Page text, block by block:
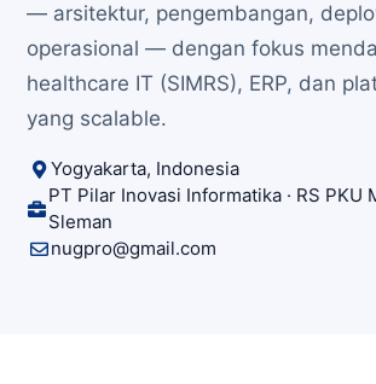
— arsitektur, pengembangan,
operasional — dengan fokus
healthcare IT (SIMRS), ERP, dan
yang scalable.
Yogyakarta, Indonesia
PT Pilar Inovasi Informatika · RS PKU
Sleman
nugpro@gmail.com